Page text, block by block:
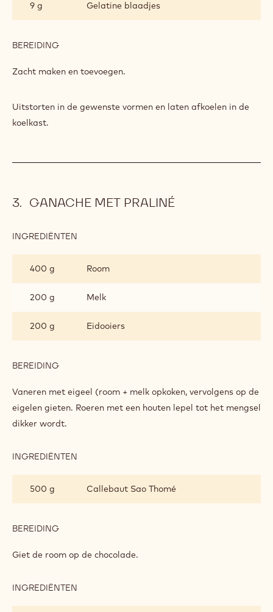
VANILLE
9 g Gelatine blaadjes
BEREIDING
EN
Zacht maken en toevoegen.
Uitstorten in de gewenste vormen en laten afkoelen in de
koelkast.
GANACHE MET PRALINÉ
INGREDIËNTEN
PRALINÉ
400 g Room
200 g Melk
200 g Eidooiers
BEREIDING
MET
PRALINÉ
Vaneren met eigeel (room + melk opkoken, vervolgens op de
eigelen gieten. Roeren met een houten lepel tot het mengsel
dikker wordt.
INGREDIËNTEN
PRALINÉ
500 g Callebaut Sao Thomé
BEREIDING
MET
PRALINÉ
Giet de room op de chocolade.
INGREDIËNTEN